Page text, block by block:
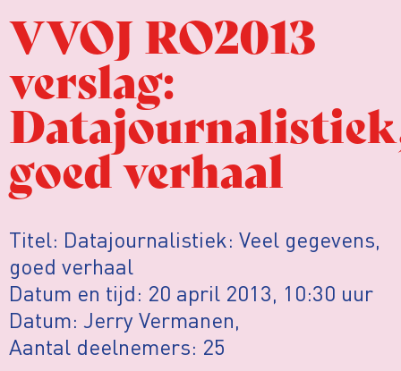
VVOJ RO2013
verslag:
goed verhaal
Titel: Datajournalistiek: Veel gegevens,
goed verhaal
Datum en tijd: 20 april 2013, 10:30 uur
Datum: Jerry Vermanen,
Aantal deelnemers: 25